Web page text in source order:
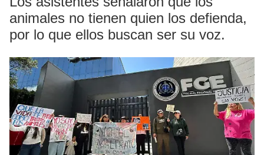
animales no tienen quien los defienda,
por lo que ellos buscan ser su voz.